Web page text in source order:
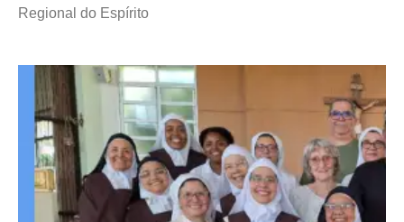
Regional do Espírito